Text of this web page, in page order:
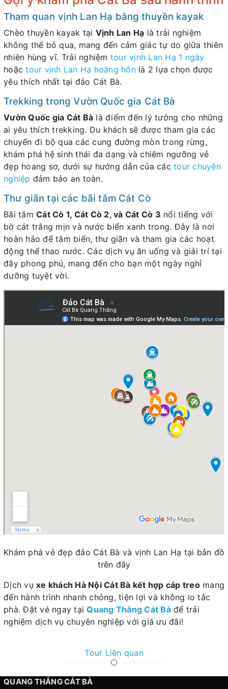
Tham quan vịnh Lan Hạ bằng thuyền kayak
Chèo thuyền kayak tại Vịnh Lan Hạ là trải nghiệm
không thể bỏ qua, mang đến cảm giác tự do giữa thiên
nhiên hùng vĩ. Trải nghiệm tour vịnh Lan Hạ 1 ngày
hoặc tour vịnh Lan Hạ hoàng hônlà 2 lựa chọn được
yêu thích nhất tại đảo Cát Bà.
Trekking trong Vườn Quốc gia Cát Bà
Vườn Quốc gia Cát Bà là điểm đến lý tưởng cho những
ai yêu thích trekking. Du khách sẽ được tham gia các
chuyến đi bộ qua các cung đường mòn trong rừng,
khám phá hệ sinh thái đa dạng và chiêm ngưỡng vẻ
đẹp hoang sơ, dưới sự hướng dẫn của các tour chuyên
nghiệp đảm bảo an toàn.
Thư giãn tại các bãi tắm Cát Cò
Bãi tắm Cát Cò 1, Cát Cò 2, và Cát Cò 3 nổi tiếng với
bờ cát trắng mịn và nước biển xanh trong. Đây là nơi
hoàn hảo để tắm biển, thư giãn và tham gia các hoạt
động thể thao nước. Các dịch vụ ăn uống và giải trí tại
đây phong phú, mang đến cho bạn một ngày nghỉ
dưỡng tuyệt vời.
Khám phá vẻ đẹp đảo Cát Bà và vịnh Lan Hạ tại bản đồ
trên đây
Dịch vụ xe khách Hà Nội Cát Bà kết hợp cáp treomang
đến hành trình nhanh chóng, tiện lợi và không lo tắc
phà. Đặt vé ngay tại Quang Thắng Cát Bàđể trải
nghiệm dịch vụ chuyên nghiệp với giá ưu đãi!
Tour Liên quan
QUANG THẮNG CÁT BÀ